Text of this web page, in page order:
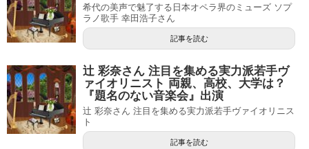
希代の美声で魅了する日本オペラ界のミューズ ソプ
ラノ歌手 幸田浩子さん
記事を読む
辻 彩奈さん 注目を集める実力派若手ヴ
ァイオリニスト 両親、高校、大学は？
『題名のない音楽会』出演
辻 彩奈さん 注目を集める実力派若手ヴァイオリニス
ト
記事を読む